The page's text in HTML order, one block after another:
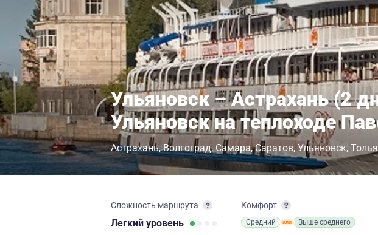
Ульяновск – Астрахань (2
Ульяновск на теплоходе
Астрахань Волгоград Самара Саратов Ульяновск
Сложность маршрута
Легкий уровень
Комфорт
Средний Выше среднего